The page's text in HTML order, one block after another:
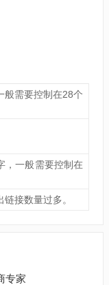
般需要控制在28个
，一般需要控制在
链接数量过多。
专家